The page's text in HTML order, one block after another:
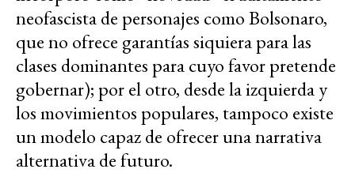
neofascista de personajes como Bolsonaro,
que no ofrece garantías siquiera para las
clases dominantes para cuyo favor pretende
gobernar); por el otro, desde la izquierda y
los movimientos populares, tampoco existe
un modelo capaz de ofrecer una narrativa
alternativa de futuro.